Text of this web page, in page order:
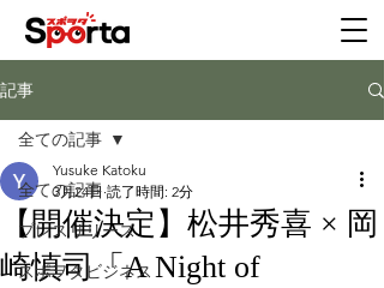
記事
全ての記事
プレスリリース
スポヲタビジネス
全ての記事
【開催決定】松井秀喜 × 岡
崎慎司「A Night of
Yusuke Katoku
3月24日 読了時間: 2分